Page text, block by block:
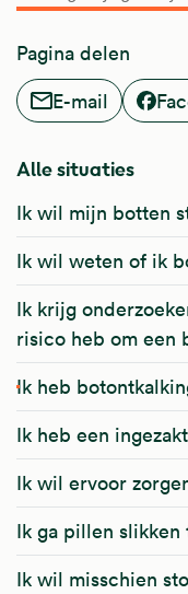
Pagina delen
E-mail
Alle situaties
Ik wil mijn botten
Ik wil weten of ik
Ik krijg
risico heb om een
Ik heb
Ik heb een
Ik wil ervoor
Ik ga pillen
Ik wil misschien